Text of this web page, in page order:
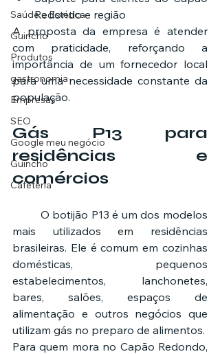
Saúde e Estética
Guincho
Produtos
gastronomia
Empresas
SEO
Google meu negócio
Guincho
Cafeteria
Redondo e região
A proposta da empresa é atender
com praticidade, reforçando a
importância de um fornecedor local
para uma necessidade constante da
população.
Gás P13 para
residências e
comércios
mais utilizados em residências
brasileiras. Ele é comum em cozinhas
domésticas, pequenos
estabelecimentos, lanchonetes,
bares, salões, espaços de
alimentação e outros negócios que
utilizam gás no preparo de alimentos.
Para quem mora no Capão Redondo,